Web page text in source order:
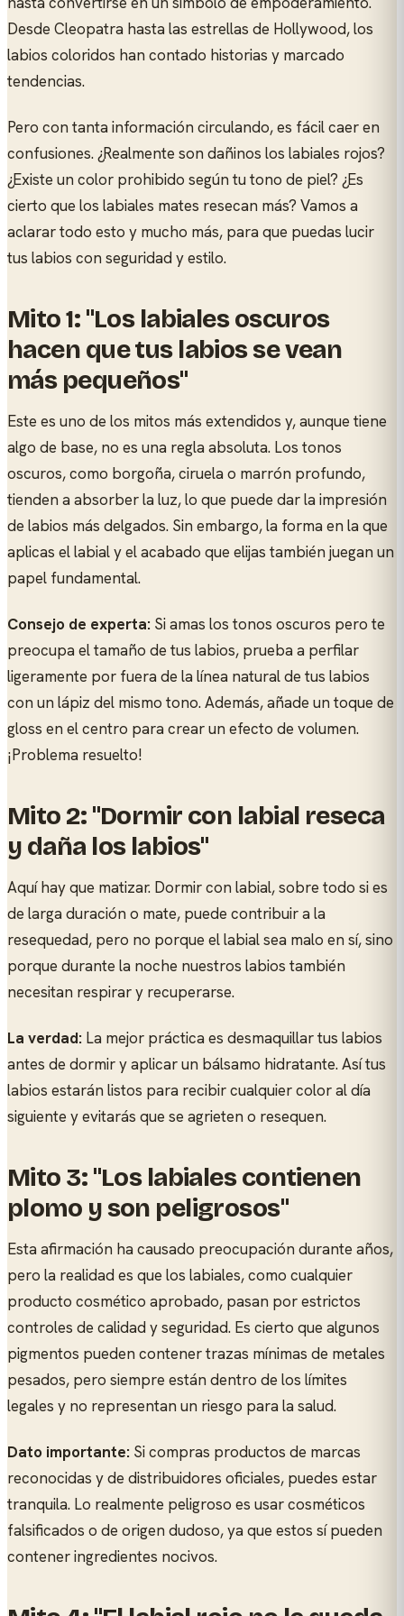
Desde Cleopatra hasta las estrellas de Hollywood, los
labios coloridos han contado historias y marcado
tendencias.
Pero con tanta información circulando, es fácil caer en
confusiones. ¿Realmente son dañinos los labiales rojos?
¿Existe un color prohibido según tu tono de piel? ¿Es
cierto que los labiales mates resecan más? Vamos a
aclarar todo esto y mucho más, para que puedas lucir
tus labios con seguridad y estilo.
Mito 1: "Los labiales oscuros
hacen que tus labios se vean
más pequeños"
Este es uno de los mitos más extendidos y, aunque tiene
algo de base, no es una regla absoluta. Los tonos
oscuros, como borgoña, ciruela o marrón profundo,
tienden a absorber la luz, lo que puede dar la impresión
de labios más delgados. Sin embargo, la forma en la que
aplicas el labial y el acabado que elijas también juegan un
papel fundamental.
Consejo de experta: Si amas los tonos oscuros pero te
preocupa el tamaño de tus labios, prueba a perfilar
ligeramente por fuera de la línea natural de tus labios
con un lápiz del mismo tono. Además, añade un toque de
gloss en el centro para crear un efecto de volumen.
¡Problema resuelto!
Mito 2: "Dormir con labial reseca
y daña los labios"
Aquí hay que matizar. Dormir con labial, sobre todo si es
de larga duración o mate, puede contribuir a la
resequedad, pero no porque el labial sea malo en sí, sino
porque durante la noche nuestros labios también
necesitan respirar y recuperarse.
La verdad: La mejor práctica es desmaquillar tus labios
antes de dormir y aplicar un bálsamo hidratante. Así tus
labios estarán listos para recibir cualquier color al día
siguiente y evitarás que se agrieten o resequen.
Mito 3: "Los labiales contienen
plomo y son peligrosos"
Esta afirmación ha causado preocupación durante años,
pero la realidad es que los labiales, como cualquier
producto cosmético aprobado, pasan por estrictos
controles de calidad y seguridad. Es cierto que algunos
pigmentos pueden contener trazas mínimas de metales
pesados, pero siempre están dentro de los límites
legales y no representan un riesgo para la salud.
Dato importante: Si compras productos de marcas
reconocidas y de distribuidores oficiales, puedes estar
tranquila. Lo realmente peligroso es usar cosméticos
falsificados o de origen dudoso, ya que estos sí pueden
contener ingredientes nocivos.